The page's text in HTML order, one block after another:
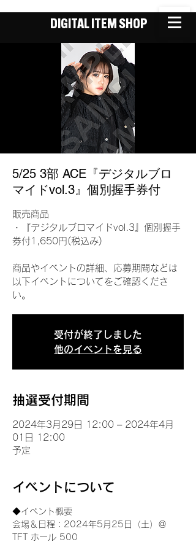
DIGITAL ITEM SHOP
5/25 3部 ACE『デジタルブロ
マイドvol.3』個別握手券付
販売商品
・『デジタルブロマイドvol.3』個別握手
券付1,650円(税込み)
商品やイベントの詳細、応募期間などは
以下イベントについてをご確認くださ
い。
受付が終了しました
他のイベントを見る
抽選受付期間
2024年3月29日 12:00 – 2024年4月
01日 12:00
予定
イベントについて
◆イベント概要
会場＆日程：2024年5月25日（土）＠
TFT ホール 500